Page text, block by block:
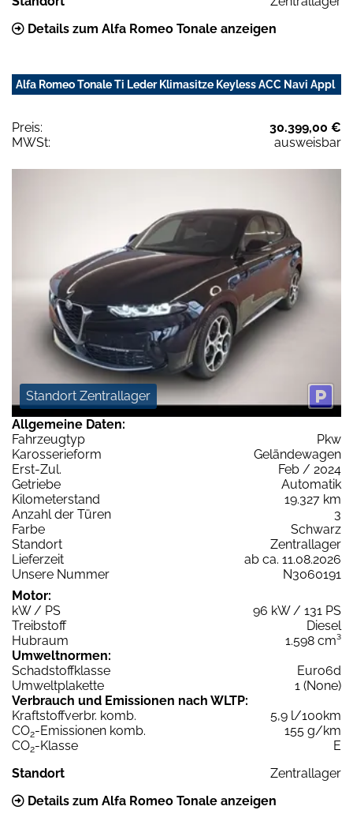
Details zum Alfa Romeo Tonale anzeigen
Alfa Romeo Tonale Ti Leder Klimasitze Keyless ACC Navi Appl
Preis:
30.399,00 €
MWSt:
ausweisbar
Standort Zentrallager
Allgemeine Daten:
Fahrzeugtyp
Pkw
Karosserieform
Geländewagen
Erst-Zul.
Feb / 2024
Getriebe
Automatik
Kilometerstand
19.327 km
Anzahl der Türen
3
Farbe
Schwarz
Standort
Zentrallager
Lieferzeit
ab ca. 11.08.2026
Unsere Nummer
N3060191
Motor:
kW / PS
96 kW / 131 PS
Treibstoff
Diesel
Hubraum
1.598 cm³
Umweltnormen:
Schadstoffklasse
Euro6d
Umweltplakette
1 (None)
Verbrauch und Emissionen nach WLTP:
Kraftstoffverbr. komb.
5,9 l/100km
CO2-Emissionen komb.
155 g/km
CO2-Klasse
E
Standort
Zentrallager
Details zum Alfa Romeo Tonale anzeigen